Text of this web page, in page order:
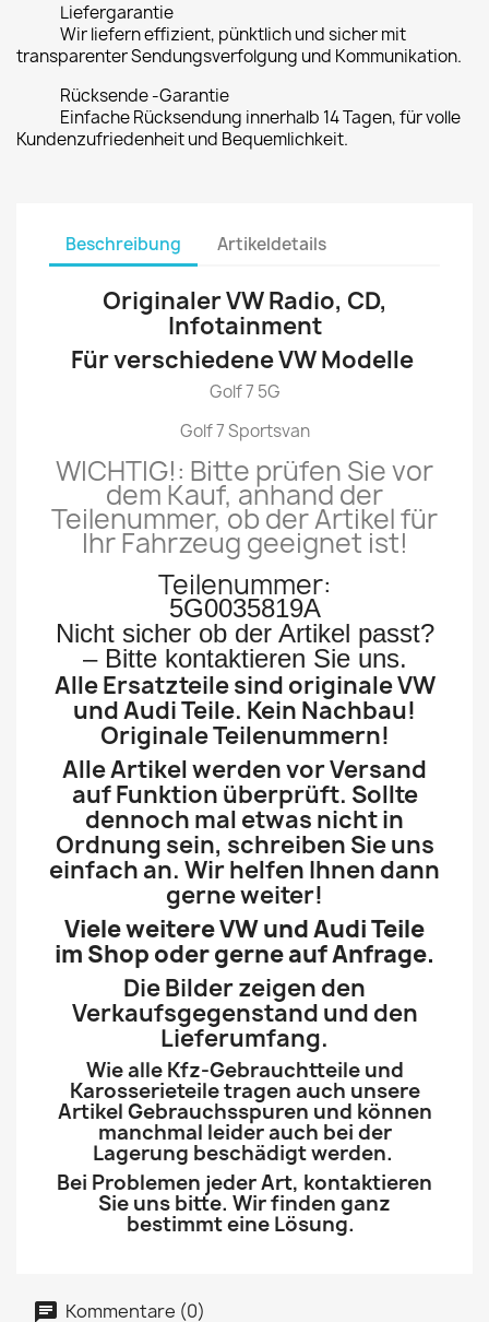
Liefergarantie
Wir liefern effizient, pünktlich und sicher mit
transparenter Sendungsverfolgung und Kommunikation.
Rücksende -Garantie
Einfache Rücksendung innerhalb 14 Tagen, für volle
Kundenzufriedenheit und Bequemlichkeit.
Beschreibung Artikeldetails
Originaler VW Radio, CD,
Infotainment
Für verschiedene VW Modelle
Golf 7 5G
Golf 7 Sportsvan
WICHTIG!: Bitte prüfen Sievor
dem Kauf, anhand der
Teilenummer, ob der Artikel für
Ihr Fahrzeug geeignet ist!
Teilenummer:
5G0035819A
Nicht sicher ob der Artikel passt?
– Bitte kontaktieren Sie uns.
Alle Ersatzteile sind originale VW
und Audi Teile. Kein Nachbau!
Originale Teilenummern!
Alle Artikel werden vor Versand
auf Funktion überprüft. Sollte
dennoch mal etwas nicht in
Ordnung sein, schreiben Sie uns
einfach an. Wir helfen Ihnen dann
gerne weiter!
Viele weitere VW und Audi Teile
im Shop oder gerne auf Anfrage.
Die Bilder zeigen den
Verkaufsgegenstand und den
Lieferumfang.
Wie alle Kfz-Gebrauchtteile und
Karosserieteile tragen auch unsere
Artikel Gebrauchsspuren und können
manchmal leider auch bei der
Lagerung beschädigt werden.
Bei Problemen jeder Art, kontaktieren
Sie uns bitte. Wir finden ganz
bestimmt eine Lösung.
Kommentare (0)